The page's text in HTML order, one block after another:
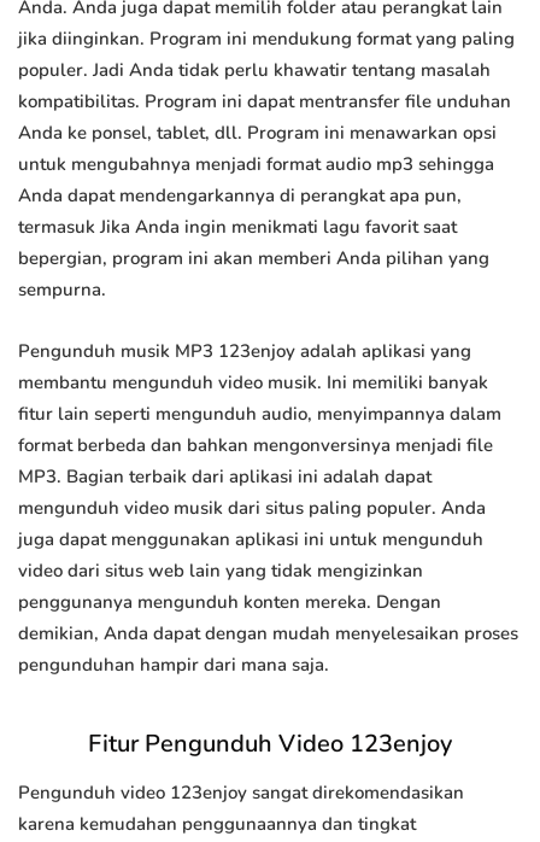
Anda. Anda juga dapat memilih folder atau perangkat lain
jika diinginkan. Program ini mendukung format yang paling
populer. Jadi Anda tidak perlu khawatir tentang masalah
kompatibilitas. Program ini dapat mentransfer file unduhan
Anda ke ponsel, tablet, dll. Program ini menawarkan opsi
untuk mengubahnya menjadi format audio mp3 sehingga
Anda dapat mendengarkannya di perangkat apa pun,
termasuk Jika Anda ingin menikmati lagu favorit saat
bepergian, program ini akan memberi Anda pilihan yang
sempurna.
Pengunduh musik MP3 123enjoy adalah aplikasi yang
membantu mengunduh video musik. Ini memiliki banyak
fitur lain seperti mengunduh audio, menyimpannya dalam
format berbeda dan bahkan mengonversinya menjadi file
MP3. Bagian terbaik dari aplikasi ini adalah dapat
mengunduh video musik dari situs paling populer. Anda
juga dapat menggunakan aplikasi ini untuk mengunduh
video dari situs web lain yang tidak mengizinkan
penggunanya mengunduh konten mereka. Dengan
demikian, Anda dapat dengan mudah menyelesaikan proses
pengunduhan hampir dari mana saja.
Fitur Pengunduh Video 123enjoy
Pengunduh video 123enjoy sangat direkomendasikan
karena kemudahan penggunaannya dan tingkat